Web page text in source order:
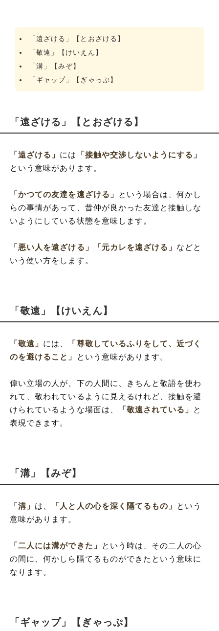
「遠ざける」【とおざける】
「敬遠」【けいえん】
「溝」【みぞ】
「ギャップ」【ぎゃっぷ】
「遠ざける」【とおざける】
「遠ざける」 には
「接触や交渉しないようにする」
という意味があります。
「かつての友達を遠ざける」
という場合は、何かし
らの事情があって、昔仲が良かった友達と接触しな
いようにしている状態を意味します。
「悪い人を遠ざける」 「元カレを遠ざける」 などと
いう使い方をします。
「敬遠」【けいえん】
「敬遠」 には、
「尊敬しているふりをして、近づく
のを避けること」
という意味があります。
偉い立場の人が、下の人間に、きちんと敬語を使わ
れて、敬われているように見えるけれど、接触を避
けられているような場面は、
「敬遠されている」 と
表現できます。
「溝」【みぞ】
「溝」 は、 「人と人の心を深く隔てるもの」 という
意味があります。
「二人には溝ができた」
という時は、その二人の心
の間に、何かしら隔てるものができたという意味に
なります。
「ギャップ」【ぎゃっぷ】